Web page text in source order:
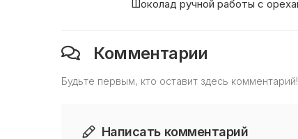
Комментарии
Будьте первым, кто оставит здесь комментарий!
Написать комментарий